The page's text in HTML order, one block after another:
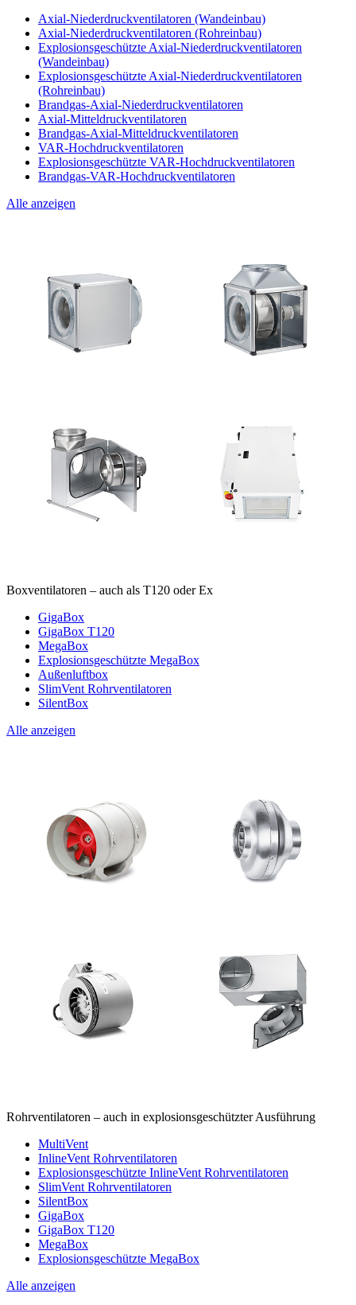
Axial-Niederdruckventilatoren (Wandeinbau)
Axial-Niederdruckventilatoren (Rohreinbau)
Explosionsgeschützte Axial-Niederdruckventilatoren
(Wandeinbau)
Explosionsgeschützte Axial-Niederdruckventilatoren
(Rohreinbau)
Brandgas-Axial-Niederdruckventilatoren
Axial-Mitteldruckventilatoren
Brandgas-Axial-Mitteldruckventilatoren
VAR-Hochdruckventilatoren
Explosionsgeschützte VAR-Hochdruckventilatoren
Brandgas-VAR-Hochdruckventilatoren
Alle anzeigen
Boxventilatoren – auch als T120 oder Ex
GigaBox
GigaBox T120
MegaBox
Explosionsgeschützte MegaBox
Außenluftbox
SlimVent Rohrventilatoren
SilentBox
Alle anzeigen
Rohrventilatoren – auch in explosionsgeschützter Ausführung
MultiVent
InlineVent Rohrventilatoren
Explosionsgeschützte InlineVent Rohrventilatoren
SlimVent Rohrventilatoren
SilentBox
GigaBox
GigaBox T120
MegaBox
Explosionsgeschützte MegaBox
Alle anzeigen